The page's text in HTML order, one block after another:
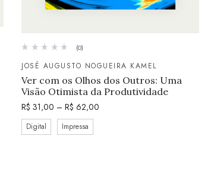
(0)
JOSÉ AUGUSTO NOGUEIRA KAMEL
Ver com os Olhos dos Outros: Uma
Visão Otimista da Produtividade
R$ 31,00 – R$ 62,00
Digital Impressa